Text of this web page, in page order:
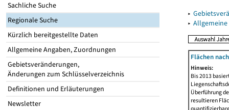
Sachliche Suche
Regionale Suche
Kürzlich bereitgestellte Daten
Allgemeine Angaben, Zuordnungen
Gebietsveränderungen,
Änderungen zum Schlüsselverzeichnis
Definitionen und Erläuterungen
Newsletter
▸
▸
Flächen
Hinweis:
Bis 2013
Überführung
resultieren